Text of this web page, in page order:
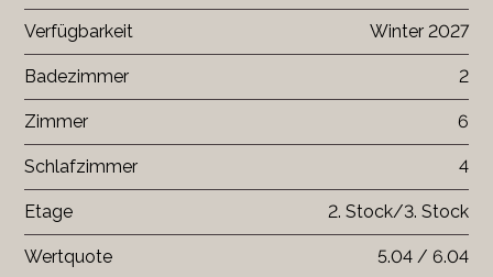
Verfügbarkeit Winter 2027
Badezimmer 2
Zimmer 6
Schlafzimmer 4
Etage 2. Stock/3. Stock
Wertquote 5.04 / 6.04